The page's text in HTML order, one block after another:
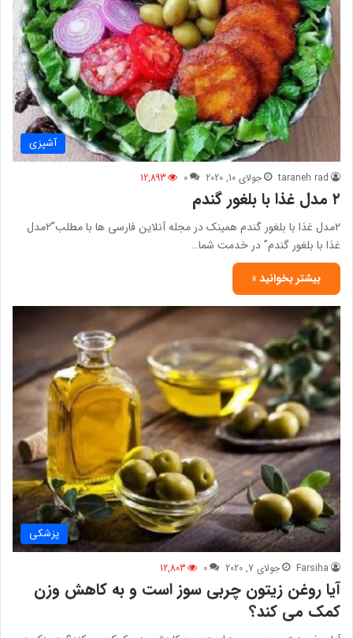
آشپزی
taraneh rad جولای 10, 2020 0
12,893
۲ مدل غذا با بلغور گندم
۲مدل غذا با بلغور گندم همینک در مجله آنلاین فارسی ها با مطلب”۲مدل
غذا با بلغور گندم” در خدمت شما…
بیشتر بخوانید »
پزشکی
Farsiha جولای 7, 2020 0
12,803
آیا روغن زیتون چربی سوز است و به کاهش وزن
کمک می کند؟